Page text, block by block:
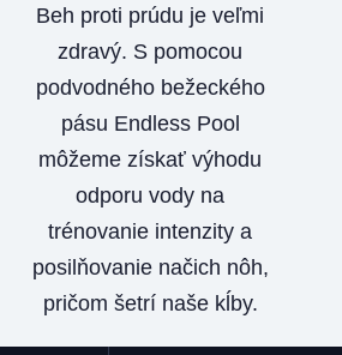
Beh proti prúdu je veľmi
zdravý. S pomocou
podvodného bežeckého
pásu Endless Pool
môžeme získať výhodu
odporu vody na
trénovanie intenzity a
posilňovanie načich nôh,
pričom šetrí naše kĺby.